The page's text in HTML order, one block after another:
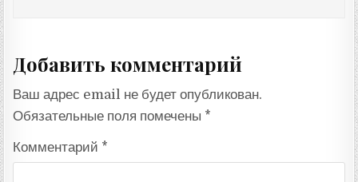
Добавить комментарий
Ваш адрес email не будет опубликован.
Обязательные поля помечены *
Комментарий *